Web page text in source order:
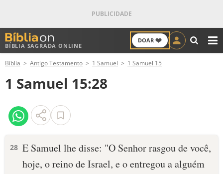
BÍBLIA SAGRADA ONLINE
DOAR ❤️
ANTIGO TESTAMENTO
NOVO TESTAMENTO
VERSÍCULOS
PALAVRA DO DIA
Bíblia Antigo Testamento 1 Samuel 1 Samuel 15
1 Samuel 15:28
28 E Samuel lhe disse: "O Senhor rasgou de você,
hoje, o reino de Israel, e o entregou a alguém